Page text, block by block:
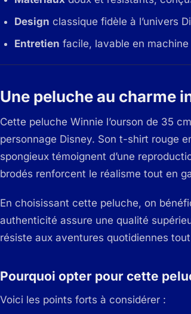
Design classique fidèle à l’univers
Entretien facile, lavable en
Une peluche au charme
Cette peluche Winnie l’ourson de 35
personnage Disney. Son t-shirt rouge
spongieux témoignent d’une
brodés renforcent le réalisme tout en
En choisissant cette peluche, on
authenticité assure une qualité
résiste aux aventures quotidiennes
Pourquoi opter pour cette
Voici les points forts à considérer :